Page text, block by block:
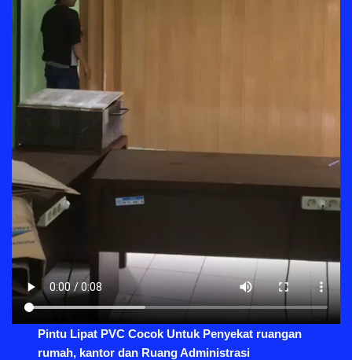
Pintu Lipat PVC Cocok Untuk Penyekat ruangan
rumah, kantor dan Ruang Administrasi